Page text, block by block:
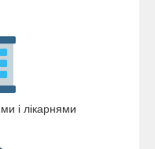
і лікарнями